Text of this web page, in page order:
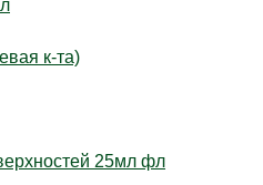
к-та)
25мл фл